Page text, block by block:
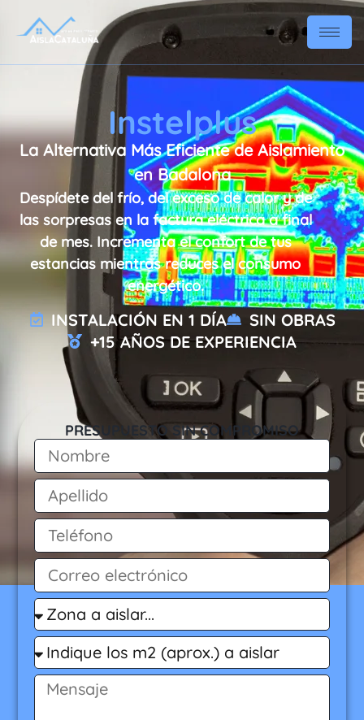
Instelplus
La Alternativa Más Eficiente de Aislamiento
en Badalona
Despídete del frío, del exceso de calor y de
las sorpresas en la factura eléctrica a final
de mes. Incrementa el confort de tus
estancias mientras reduces el consumo
energético.
INSTALACIÓN EN 1 DÍA
SIN OBRAS
+15 AÑOS DE EXPERIENCIA
PRESUPUESTO SIN COMPROMISO